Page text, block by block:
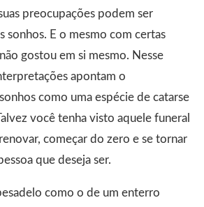
preocupações podem ser
sonhos. E o mesmo com certas
gostou em si mesmo. Nesse
apontam o
como uma espécie de catarse
você tenha visto aquele funeral
começar do zero e se tornar
que deseja ser.
como o de um enterro